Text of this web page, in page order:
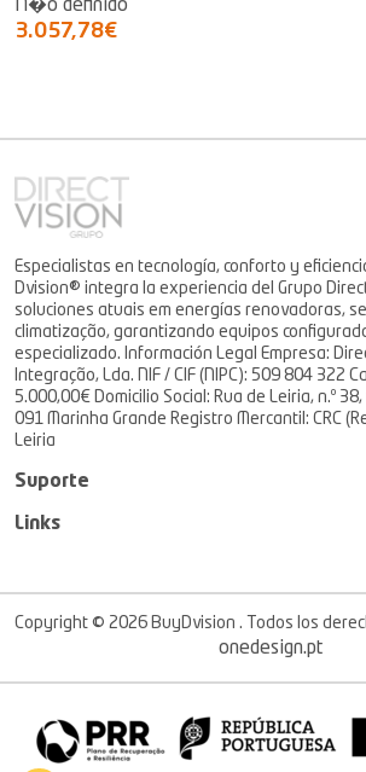
N�o definido
3.057,78€
Especialistas en tecnología, conforto y
Dvision® integra la experiencia del Grupo
soluciones atuais em energías renovadoras,
climatização, garantizando equipos
especializado. Información Legal Empresa:
Integração, Lda. NIF / CIF (NIPC): 509 804 322
5.000,00€ Domicilio Social: Rua de Leiria, n.º
091 Marinha Grande Registro Mercantil: CRC
Leiria
Suporte
Links
Copyright © 2026 BuyDvision . Todos los
onedesign.pt